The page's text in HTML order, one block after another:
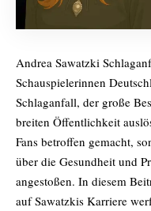
Andrea Sawatzki
Schauspielerinnen
Schlaganfall, der große
breiten Öffentlichkeit
Fans betroffen gemacht,
über die Gesundheit und
angestoßen. In diesem
auf Sawatzkis Karriere